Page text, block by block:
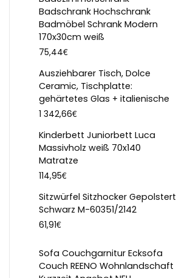
Badschrank Hochschrank
Badmöbel Schrank Modern
170x30cm weiß
75,44€
Ausziehbarer Tisch, Dolce
Ceramic, Tischplatte:
gehärtetes Glas + italienische
1 342,66€
Kinderbett Juniorbett Luca
Massivholz weiß 70x140
Matratze
114,95€
Sitzwürfel Sitzhocker Gepolstert
Schwarz M-60351/2142
61,91€
Sofa Couchgarnitur Ecksofa
Couch REENO Wohnlandschaft